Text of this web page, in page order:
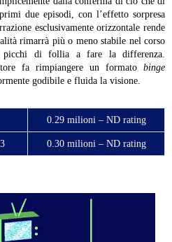
due episodi, con l’effetto sorpresa
esclusivamente orizzontale rende
rimarrà più o meno stabile nel corso
picchi di follia a fare la differenza.
fa rimpiangere un formato binge
godibile e fluida la visione.
0.29 milioni – ND rating
0.30 milioni – ND rating